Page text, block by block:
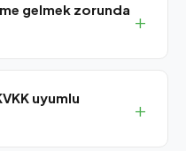
gelmek zorunda
uyumlu